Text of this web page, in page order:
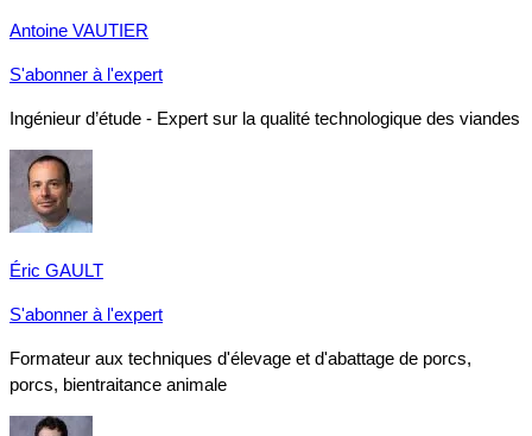
Antoine VAUTIER
S'abonner à l'expert
Ingénieur d’étude - Expert sur la qualité technologique des viandes
Éric GAULT
S'abonner à l'expert
Formateur aux techniques d'élevage et d'abattage de porcs,
porcs, bientraitance animale